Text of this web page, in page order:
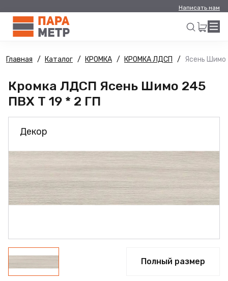
Написать нам
Искать
Главная Каталог КРОМКА КРОМКА ЛДСП Ясень Шимо
Кромка ЛДСП Ясень Шимо 245
ПВХ Т 19 * 2 ГП
Декор
Полный размер